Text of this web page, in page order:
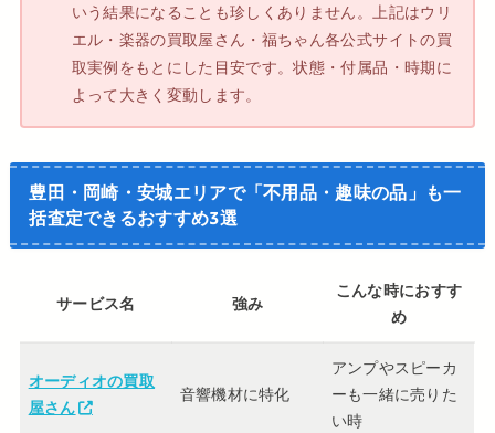
いう結果になることも珍しくありません。上記はウリ
エル・楽器の買取屋さん・福ちゃん各公式サイトの買
取実例をもとにした目安です。状態・付属品・時期に
よって大きく変動します。
豊田・岡崎・安城エリアで「不用品・趣味の品」も一
括査定できるおすすめ3選
サービス名 強み
こんな時におすす
め
オーディオの買取
屋さん
音響機材に特化
アンプやスピーカ
ーも一緒に売りた
い時